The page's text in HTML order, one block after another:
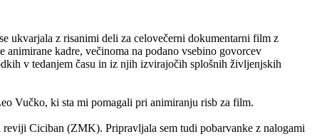
ukvarjala z risanimi deli za celovečerni dokumentarni film z
kadre, večinoma na podano vsebino govorcev
v tedanjem času in iz njih izvirajočih splošnih življenjskih
Vučko, ki sta mi pomagali pri animiranju risb za film.
Ciciban (ZMK). Pripravljala sem tudi pobarvanke z nalogami